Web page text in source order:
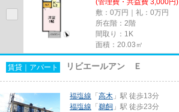
(管理費・共益費 3,000円)
敷：0万円｜礼：0万円
所在階：2階
間取り：1K
面積：20.03㎡
賃貸｜アパート リビエールアン Ｅ
福塩線 「 高木 」駅 徒歩13分
福塩線 「 鵜飼 」駅 徒歩23分